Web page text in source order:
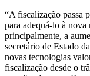
“A fiscalização passa
para adequá-lo à
principalmente, a
secretário de Estado
novas tecnologias
fiscalização desde o